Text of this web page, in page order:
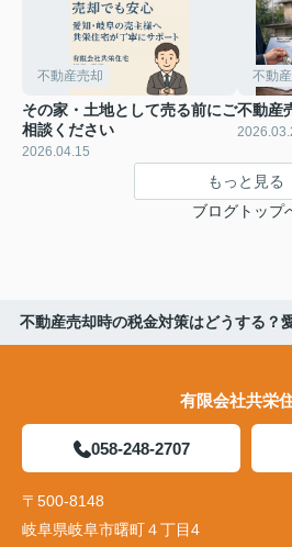
不動産売却
その家・土地として売る前にご
相談ください
2026.04.15
不動
不動産
もっと見る
ブログトップ
不動産売却時の税金対策はどうする？
有限会社共栄
058-248-2707
〒500-8148
岐阜県岐阜市曙町４丁目4